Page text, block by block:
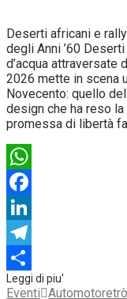
Deserti africani e
degli Anni ’60
d’acqua attraversate
2026 mette in scena
Novecento: quello
design che ha reso
promessa di libertà
WhatsApp
Facebook
LinkedIn
Telegram
Condividi
Eventi Automotoretrò